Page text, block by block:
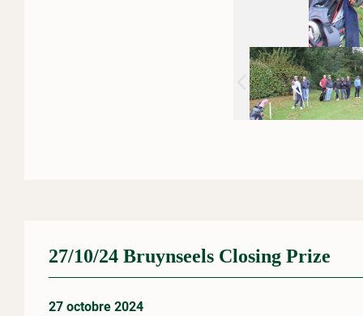
27/10/24 Bruynseels Closing Prize
27 octobre 2024